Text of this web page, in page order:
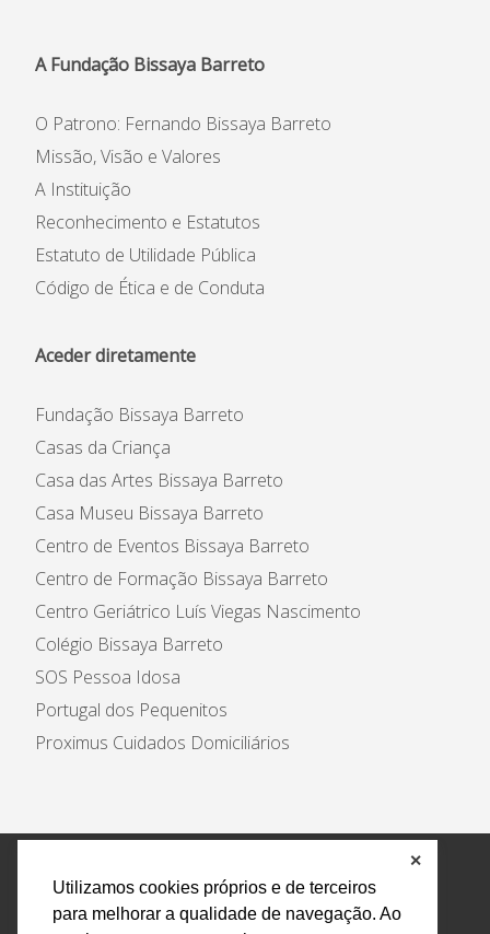
Utilizamos cookies próprios e de terceiros
para melhorar a qualidade de navegação. Ao
✕
A Fundação Bissaya Barreto
O Patrono: Fernando Bissaya Barreto
Missão, Visão e Valores
A Instituição
Reconhecimento e Estatutos
Estatuto de Utilidade Pública
Código de Ética e de Conduta
Aceder diretamente
Fundação Bissaya Barreto
Casas da Criança
Casa das Artes Bissaya Barreto
Casa Museu Bissaya Barreto
Centro de Eventos Bissaya Barreto
Centro de Formação Bissaya Barreto
Centro Geriátrico Luís Viegas Nascimento
Colégio Bissaya Barreto
SOS Pessoa Idosa
Portugal dos Pequenitos
Proximus Cuidados Domiciliários
Política de Privacidade e Tratamento de Dados
Encarregado de Proteção de Dados
Livro Eletrónico
de Reclamações
Canal de Denúncias